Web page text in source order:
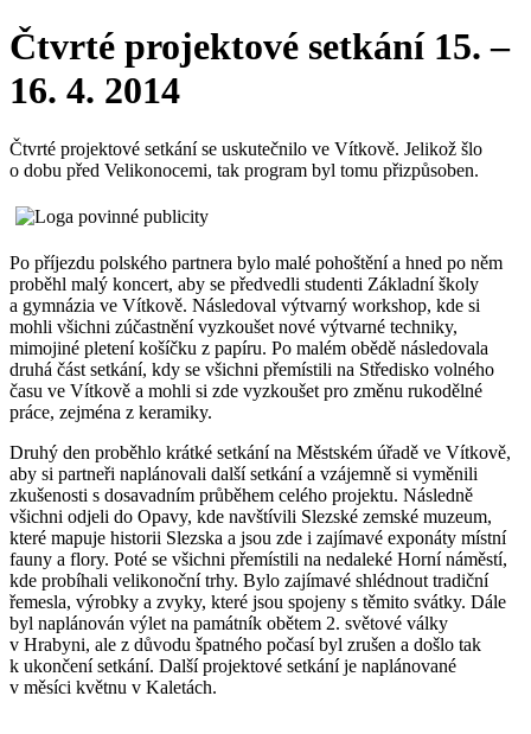
Čtvrté projektové setkání 15. –
16. 4. 2014
Čtvrté projektové setkání se uskutečnilo ve Vítkově. Jelikož šlo
o dobu před Velikonocemi, tak program byl tomu přizpůsoben.
Po příjezdu polského partnera bylo malé pohoštění a hned po něm
proběhl malý koncert, aby se předvedli studenti Základní školy
a gymnázia ve Vítkově. Následoval výtvarný workshop, kde si
mohli všichni zúčastnění vyzkoušet nové výtvarné techniky,
mimojiné pletení košíčku z papíru. Po malém obědě následovala
druhá část setkání, kdy se všichni přemístili na Středisko volného
času ve Vítkově a mohli si zde vyzkoušet pro změnu rukodělné
práce, zejména z keramiky.
Druhý den proběhlo krátké setkání na Městském úřadě ve Vítkově,
aby si partneři naplánovali další setkání a vzájemně si vyměnili
zkušenosti s dosavadním průběhem celého projektu. Následně
všichni odjeli do Opavy, kde navštívili Slezské zemské muzeum,
které mapuje historii Slezska a jsou zde i zajímavé exponáty místní
fauny a flory. Poté se všichni přemístili na nedaleké Horní náměstí,
kde probíhali velikonoční trhy. Bylo zajímavé shlédnout tradiční
řemesla, výrobky a zvyky, které jsou spojeny s těmito svátky. Dále
byl naplánován výlet na památník obětem 2. světové války
v Hrabyni, ale z důvodu špatného počasí byl zrušen a došlo tak
k ukončení setkání. Další projektové setkání je naplánované
v měsíci květnu v Kaletách.